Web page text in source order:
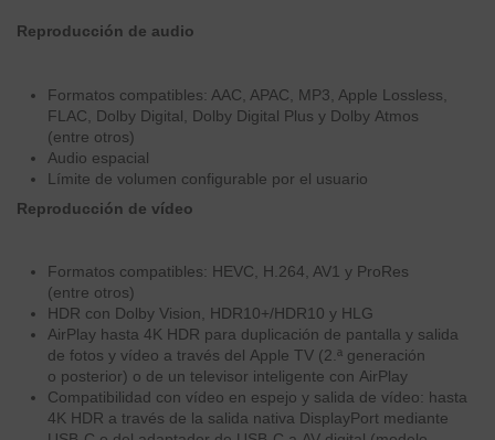
Reproducción de audio
Formatos compatibles: AAC, APAC, MP3, Apple Lossless,
FLAC, Dolby Digital, Dolby Digital Plus y Dolby Atmos
(entre otros)
Audio espacial
Límite de volumen configurable por el usuario
Reproducción de vídeo
Formatos compatibles: HEVC, H.264, AV1 y ProRes
(entre otros)
HDR con Dolby Vision, HDR10+/HDR10 y HLG
AirPlay hasta 4K HDR para duplicación de pantalla y salida
de fotos y vídeo a través del Apple TV (2.ª generación
o posterior) o de un televisor inteligente con AirPlay
Compati­bilidad con vídeo en espejo y salida de vídeo: hasta
4K HDR a través de la salida nativa DisplayPort mediante